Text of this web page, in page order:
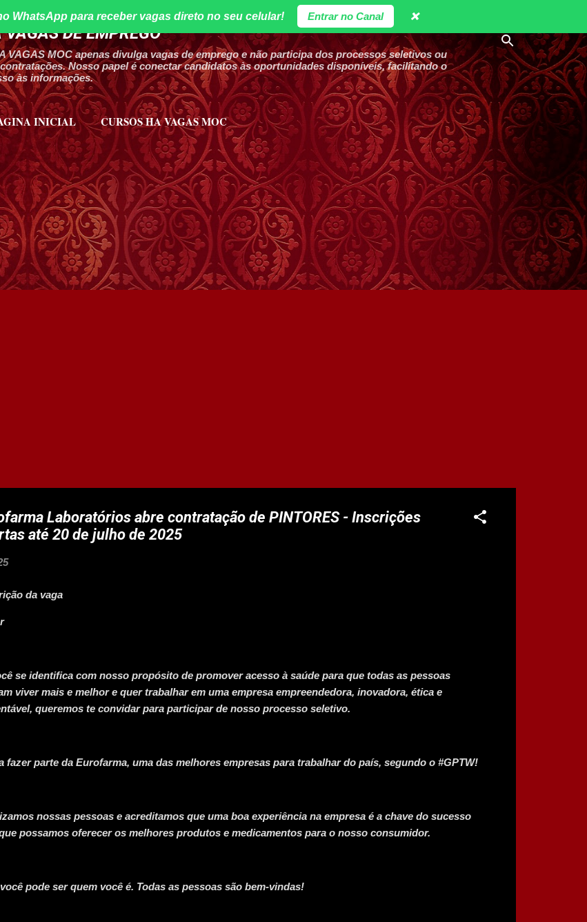
Pular para o conteúdo principal
VAGAS DE EMPREGO
VAGAS MOC apenas divulga vagas de emprego e não participa dos processos seletivos ou
Nosso papel é conectar candidatos às oportunidades disponíveis, facilitando o
às informações.
WhatsApp para receber vagas direto no seu celular! Entrar no Canal ❌
INICIAL CURSOS HA VAGAS MOC
Laboratórios abre contratação de PINTORES - Inscrições
até 20 de julho de 2025
da vaga
se identifica com nosso propósito de promover acesso à saúde para que todas as pessoas
viver mais e melhor e quer trabalhar em uma empresa empreendedora, inovadora, ética e
queremos te convidar para participar de nosso processo seletivo.
fazer parte da Eurofarma, uma das melhores empresas para trabalhar do país, segundo o #GPTW!
nossas pessoas e acreditamos que uma boa experiência na empresa é a chave do sucesso
possamos oferecer os melhores produtos e medicamentos para o nosso consumidor.
pode ser quem você é. Todas as pessoas são bem-vindas!